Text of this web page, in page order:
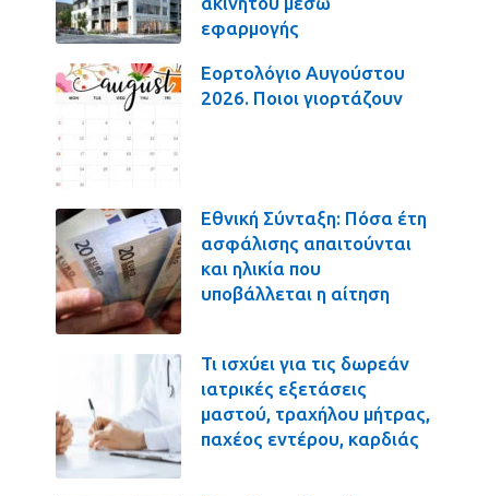
εφαρμογής
Εορτολόγιο Αυγούστου
2026. Ποιοι γιορτάζουν
Εθνική Σύνταξη: Πόσα έτη
ασφάλισης απαιτούνται
και ηλικία που
υποβάλλεται η αίτηση
Τι ισχύει για τις δωρεάν
ιατρικές εξετάσεις
μαστού, τραχήλου μήτρας,
παχέος εντέρου, καρδιάς